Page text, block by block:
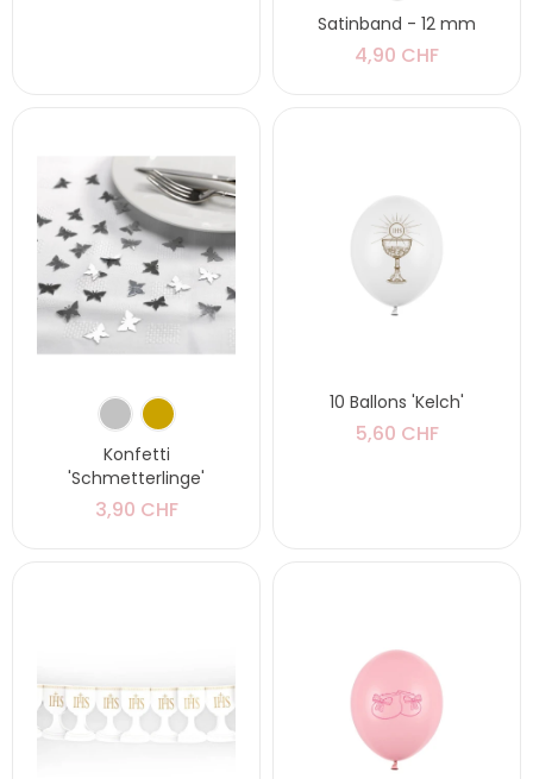
Satinband - 12 mm
4,90 CHF
Konfetti
'Schmetterlinge'
3,90 CHF
10 Ballons 'Kelch'
5,60 CHF